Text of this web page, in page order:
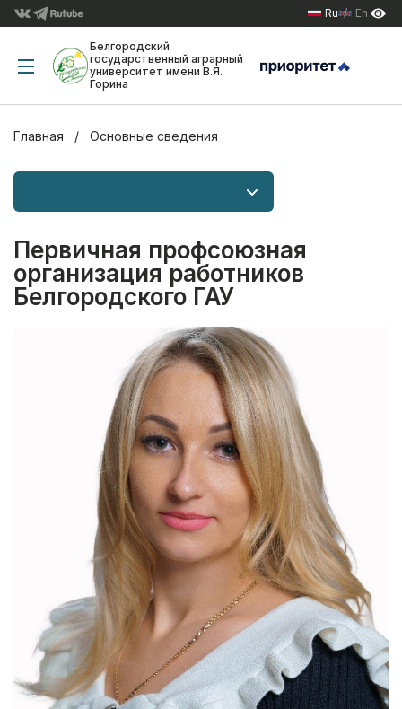
Ru En
Белгородский
государственный аграрный
университет имени В.Я.
Горина
Главная Основные сведения
Первичная профсоюзная
организация работников
Белгородского ГАУ